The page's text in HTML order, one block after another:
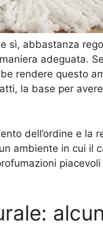
sì, abbastanza
adeguata.
rendere questo
la base per
dell’ordine e la
ambiente in cui il